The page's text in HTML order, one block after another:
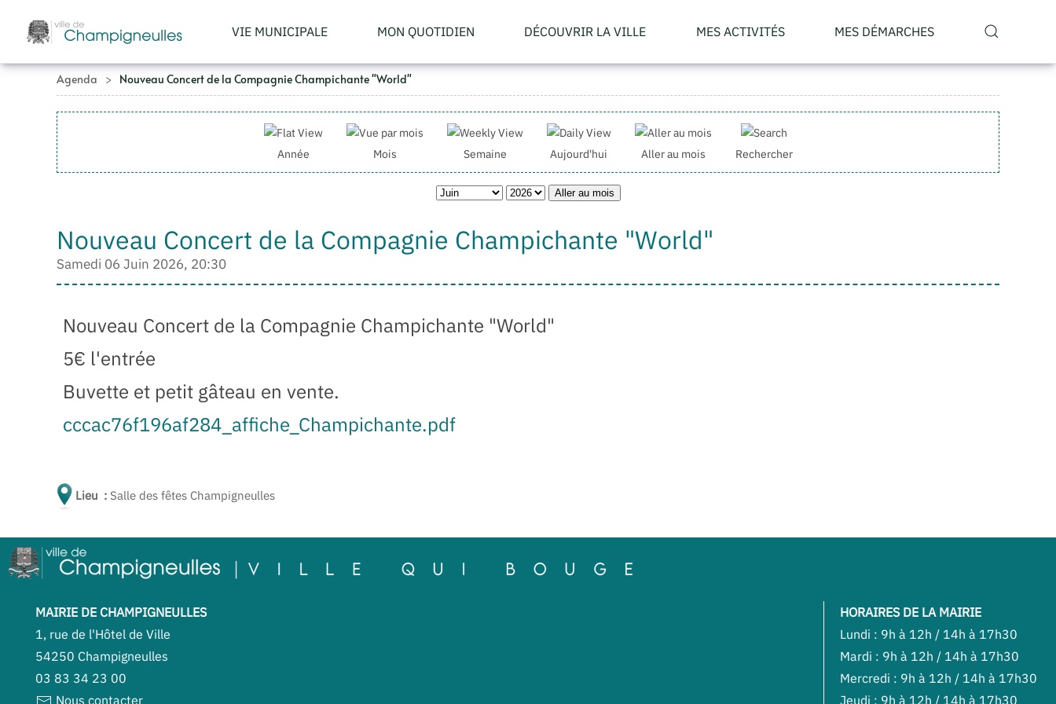
Accéder au contenu principal
VIE MUNICIPALE MON QUOTIDIEN DÉCOUVRIR LA VILLE MES ACTIVITÉS MES DÉMARCHES
Agenda Nouveau Concert de la Compagnie Champichante "World"
Année Mois Semaine Aujourd'hui Aller au mois Rechercher
Aller au mois
Nouveau Concert de la Compagnie Champichante "World"
Samedi 06 Juin 2026, 20:30
Nouveau Concert de la Compagnie Champichante "World"
5€ l'entrée
Buvette et petit gâteau en vente.
cccac76f196af284_affiche_Champichante.pdf
Lieu : Salle des fêtes Champigneulles
MAIRIE DE CHAMPIGNEULLES
1, rue de l'Hôtel de Ville
54250 Champigneulles
03 83 34 23 00
Nous contacter
HORAIRES DE LA MAIRIE
Lundi : 9h à 12h / 14h à 17h30
Mardi : 9h à 12h / 14h à 17h30
Mercredi : 9h à 12h / 14h à 17h30
Jeudi : 9h à 12h / 14h à 17h30